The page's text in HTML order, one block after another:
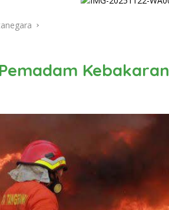
Kebakaran